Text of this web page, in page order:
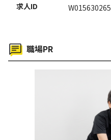
求人ID W015630265
職場PR